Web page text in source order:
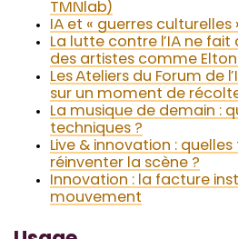
TMNlab)
IA et « guerres culturelles
La lutte contre l’IA ne
des artistes comme
Les Ateliers du Forum de
sur un moment de
La musique de demain :
techniques ?
Live & innovation :
réinventer la scène ?
Innovation : la facture
mouvement